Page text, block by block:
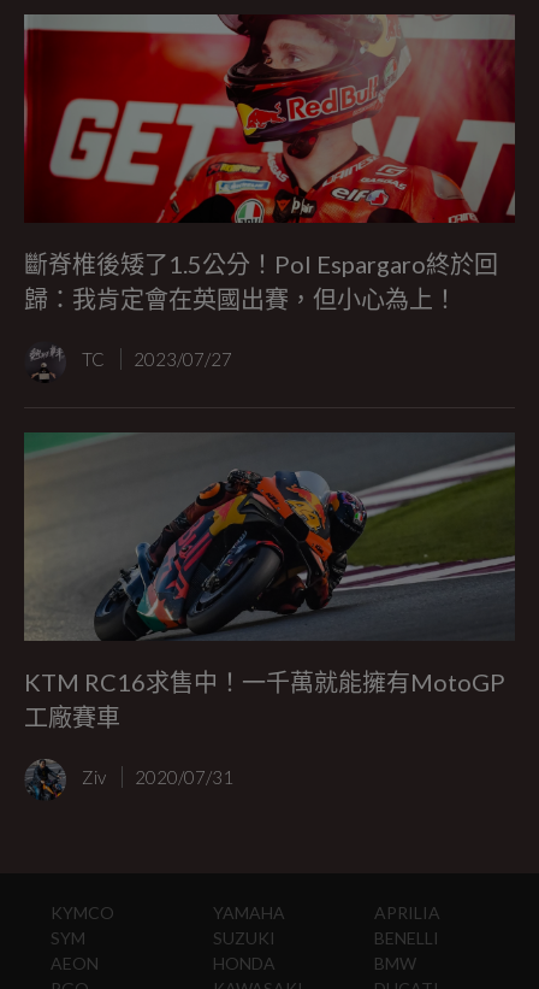
斷脊椎後矮了1.5公分！Pol Espargaro終於回
歸：我肯定會在英國出賽，但小心為上！
TC 2023/07/27
KTM RC16求售中！一千萬就能擁有MotoGP
工廠賽車
Ziv 2020/07/31
KYMCO
SYM
AEON
YAMAHA
SUZUKI
HONDA
APRILIA
BENELLI
BMW